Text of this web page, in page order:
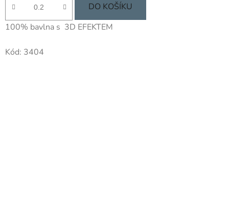
DO KOŠÍKU
100% bavlna s 3D EFEKTEM
Kód: 3404